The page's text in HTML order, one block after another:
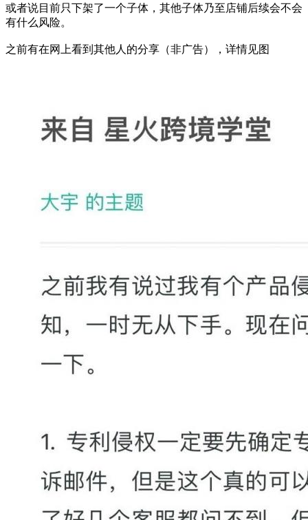
或者说目前只下架了一个子体，其他子体乃至店铺后续会不会
有什么风险。
之前有在网上看到其他人的分享（非广告），详情见图